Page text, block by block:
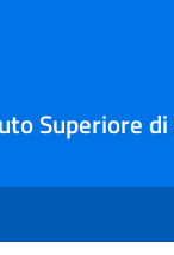
Superiore di